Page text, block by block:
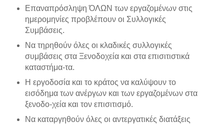
Επαναπρόσληψη ΌΛΩΝ των εργαζομένων στις
ημερομηνίες προβλέπουν οι Συλλογικές
Συμβάσεις.
Να τηρηθούν όλες οι κλαδικές συλλογικές
συμβάσεις στα Ξενοδοχεία και στα επισιτιστικά
καταστήμα-τα.
Η εργοδοσία και το κράτος να καλύψουν το
εισόδημα των ανέργων και των εργαζομένων στα
ξενοδο-χεία και τον επισιτισμό.
Να καταργηθούν όλες οι αντεργατικές διατάξεις